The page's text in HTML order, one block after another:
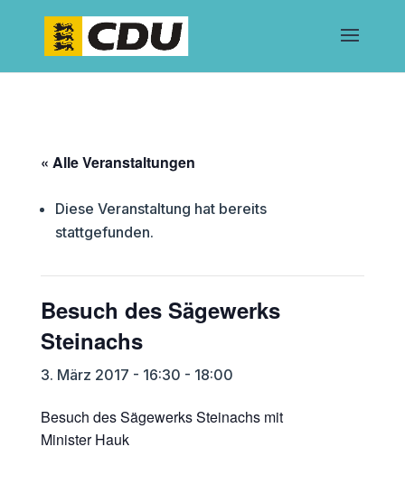
« Alle Veranstaltungen
Diese Veranstaltung hat bereits
stattgefunden.
Besuch des Sägewerks
Steinachs
3. März 2017 - 16:30 - 18:00
Besuch des Sägewerks Steinachs mit
Minister Hauk